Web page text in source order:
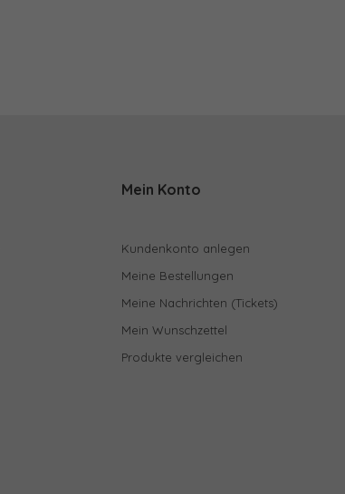
Mein Konto
Kundenkonto anlegen
Meine Bestellungen
Meine Nachrichten (Tickets)
Mein Wunschzettel
Produkte vergleichen